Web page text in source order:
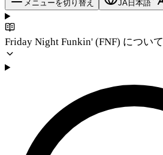
メニューを切り替え JA 日本語
Friday Night Funkin' (FNF) について